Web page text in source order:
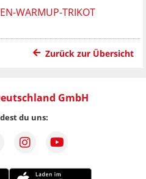
WARMUP-TRIKOT
Zurück zur Übersicht
GmbH
du uns: